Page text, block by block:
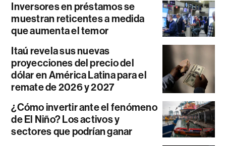
Inversores en préstamos se
muestran reticentes a medida
que aumenta el temor
Itaú revela sus nuevas
proyecciones del precio del
dólar en América Latina para el
remate de 2026 y 2027
¿Cómo invertir ante el fenómeno
de El Niño? Los activos y
sectores que podrían ganar